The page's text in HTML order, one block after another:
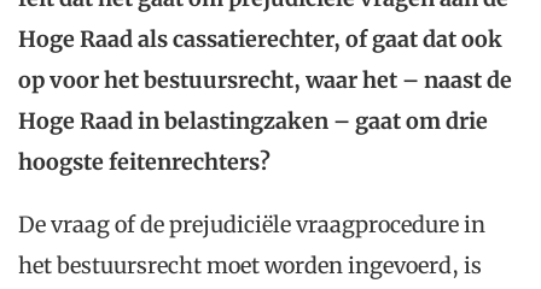
Hoge Raad als cassatierechter, of gaat dat ook
op voor het bestuursrecht, waar het – naast de
Hoge Raad in belastingzaken – gaat om drie
hoogste feitenrechters?
De vraag of de prejudiciële vraagprocedure in
het bestuursrecht moet worden ingevoerd, is